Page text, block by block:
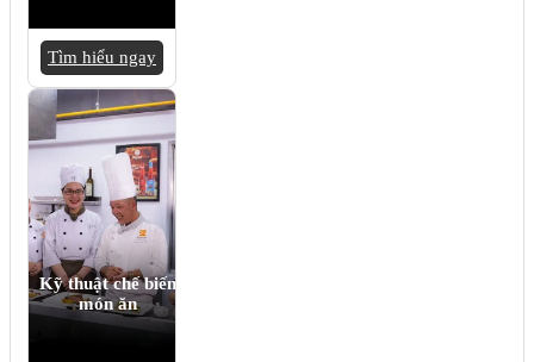
Tìm hiểu ngay
Kỹ thuật chế biến
món ăn